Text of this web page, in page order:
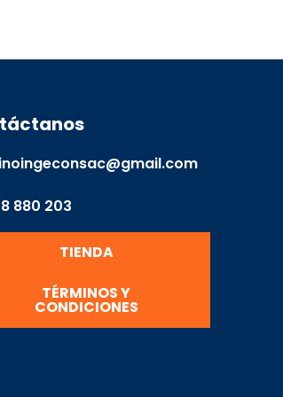
880 203
TIENDA
TÉRMINOS Y
CONDICIONES